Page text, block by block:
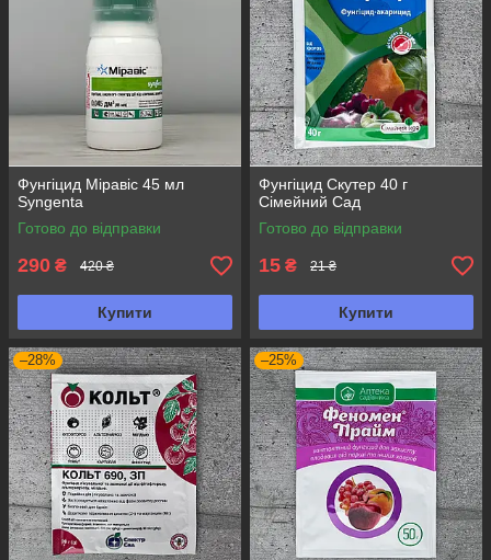
Фунгіцид Міравіс 45 мл
Syngenta
Готово до відправки
290 ₴ 420 ₴
Купити
Фунгіцид Скутер 40 г
Сімейний Сад
Готово до відправки
15 ₴ 21 ₴
Купити
–28% –25%